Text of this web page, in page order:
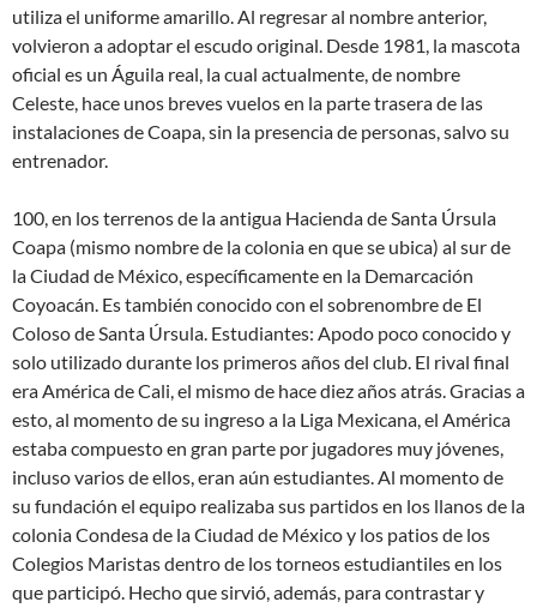
utiliza el uniforme amarillo. Al regresar al nombre anterior,
volvieron a adoptar el escudo original. Desde 1981, la mascota
oficial es un Águila real, la cual actualmente, de nombre
Celeste, hace unos breves vuelos en la parte trasera de las
instalaciones de Coapa, sin la presencia de personas, salvo su
entrenador.
100, en los terrenos de la antigua Hacienda de Santa Úrsula
Coapa (mismo nombre de la colonia en que se ubica) al sur de
la Ciudad de México, específicamente en la Demarcación
Coyoacán. Es también conocido con el sobrenombre de El
Coloso de Santa Úrsula. Estudiantes: Apodo poco conocido y
solo utilizado durante los primeros años del club. El rival final
era América de Cali, el mismo de hace diez años atrás. Gracias a
esto, al momento de su ingreso a la Liga Mexicana, el América
estaba compuesto en gran parte por jugadores muy jóvenes,
incluso varios de ellos, eran aún estudiantes. Al momento de
su fundación el equipo realizaba sus partidos en los llanos de la
colonia Condesa de la Ciudad de México y los patios de los
Colegios Maristas dentro de los torneos estudiantiles en los
que participó. Hecho que sirvió, además, para contrastar y